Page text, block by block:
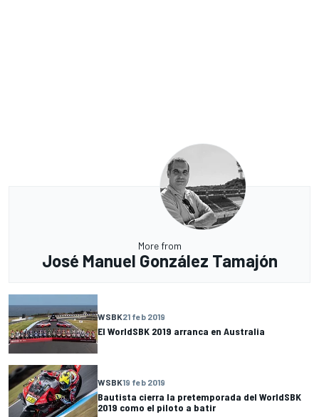
More from
José Manuel González Tamajón
WSBK21 feb 2019
El WorldSBK 2019 arranca en Australia
WSBK19 feb 2019
Bautista cierra la pretemporada del WorldSBK
2019 como el piloto a batir